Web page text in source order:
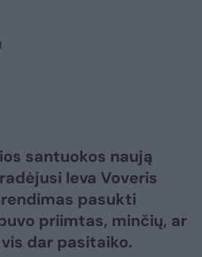
santuokos naują
Ieva Voveris
pasukti
priimtas, minčių, ar
dar pasitaiko.